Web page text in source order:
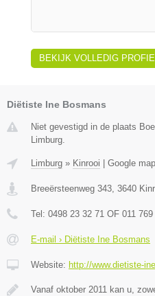
BEKIJK VOLLEDIG PROFIEL
Diëtiste Ine Bosmans
Niet gevestigd in de plaats
Limburg.
Limburg » Kinrooi Google
Breeërsteenweg 343 3640
Tel: 0498 23 32 71 OF 011 769
E-mail › Diëtiste Ine Bosmans
Website: http://www.dietiste-
Vanaf oktober 2011 kan u,